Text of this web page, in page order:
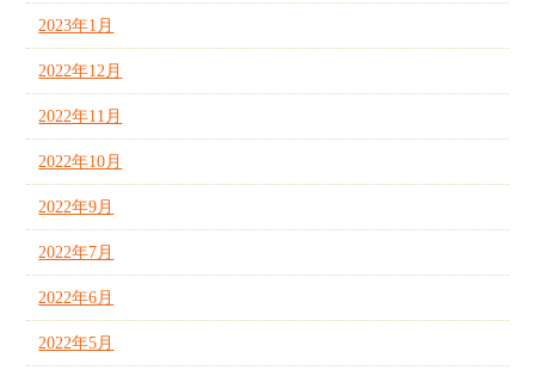
2023年1月
2022年12月
2022年11月
2022年10月
2022年9月
2022年7月
2022年6月
2022年5月